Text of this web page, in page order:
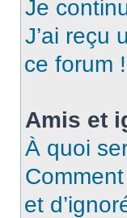
Je
J’ai reçu
ce forum !
Amis et
À quoi
et